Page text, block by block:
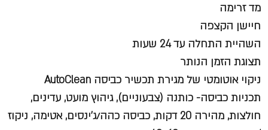
מד זרימה
חיישן הקצפה
השהיית התחלה עד 24 שעות
תצוגת הזמן הנותר
ניקוי אוטומטי של מגירת תכשיר כביסה AutoClean
תכניות כביסה- כותנה (צבעוניים), גיהוץ מועט, עדינים,
חולצות, מהירה 20 דקות, כביסה כהה/ג'ינסים, אטימה, ניקוז